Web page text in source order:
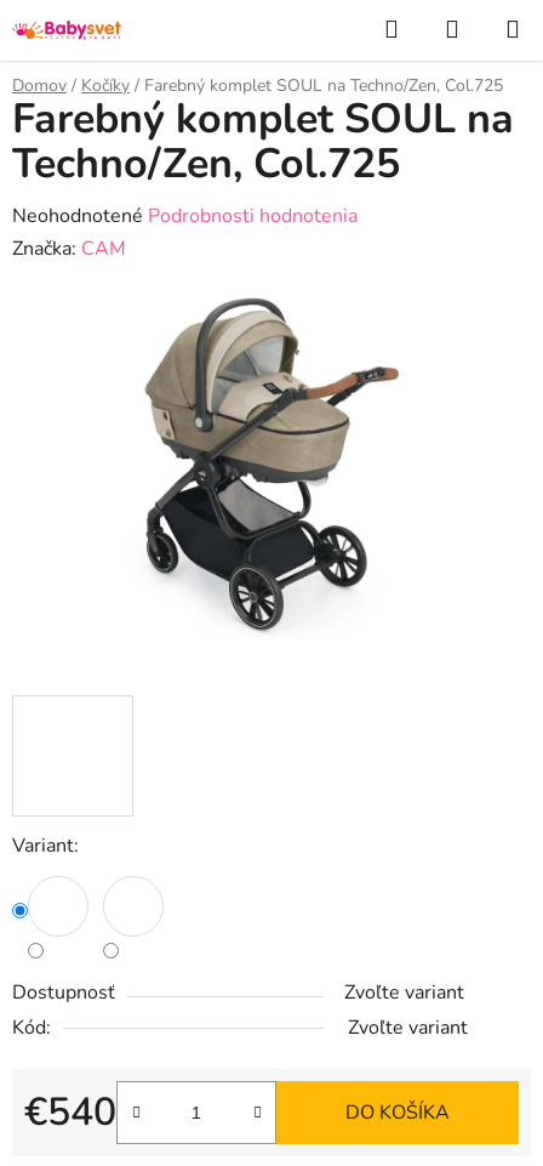
na
obsah
Hľadať
KOŠÍK
Domov / Kočíky / Farebný komplet SOUL na Techno/Zen, Col.725
Variant:
Dostupnosť
Zvoľte variant
Kód:
Zvoľte variant
€540
Jednotková cena:
DO KOŠÍKA
Farebný komplet SOUL na
Techno/Zen, Col.725
Priemerné
hodnotenie
Neohodnotené Podrobnosti hodnotenia
Značka: CAM